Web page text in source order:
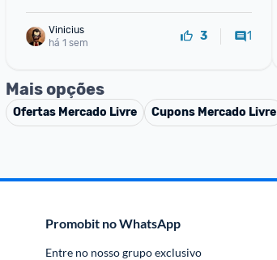
Vinicius
há 1 sem
3 1
Mais opções
Ofertas Mercado Livre Cupons Mercado Livre
Promobit no WhatsApp
Entre no nosso grupo exclusivo